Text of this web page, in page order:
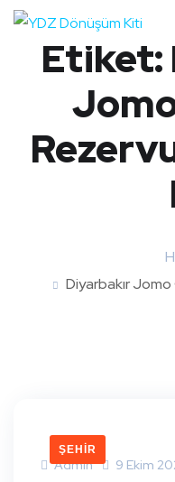
Etiket:
Diyarbakır
ŞEHIR
Admin 9 Ekim